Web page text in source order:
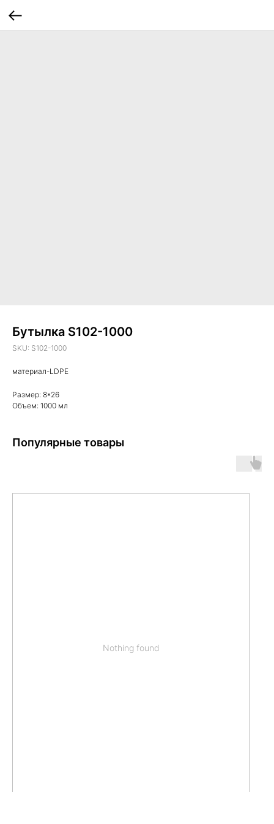
Бутылка S102-1000
SKU: S102-1000
материал-LDPE
Размер: 8*26
Объем: 1000 мл
Популярные товары
Nothing found